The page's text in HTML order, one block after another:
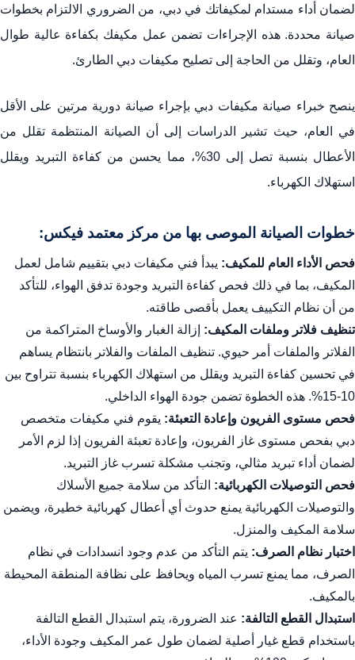
لضمان أداء مستدام لمكيفاتك في دبي، من الضروري الالتزام بخطوات
صيانة محددة. هذه الإجراءات تضمن عمل مكيفك بكفاءة عالية طوال
العام، وتقلل من الحاجة إلى تصليح مكيفات دبي الطارئ.
ينصح خبراء صيانة مكيفات دبي بإجراء صيانة دورية مرتين على الأقل
في العام، حيث تشير الدراسات إلى أن الصيانة المنتظمة تقلل من
الأعطال بنسبة تصل إلى 30%، مما يحسن من كفاءة التبريد ويقلل
استهلاك الكهرباء.
خطوات الصيانة الموصى بها من مركز معتمد فيكس:
فحص الأداء العام للمكيف: يبدأ فني مكيفات دبي بتقييم شامل لعمل
المكيف، بما في ذلك فحص كفاءة التبريد وجودة تدفق الهواء، للتأكد
من أن نظام التكييف يعمل بأقصى طاقته.
تنظيف فلاتر وملفات المكيف: إزالة الغبار والأوساخ المتراكمة من
الفلاتر والملفات أمر حيوي. تنظيف الملفات والفلاتر بانتظام يساهم
في تحسين كفاءة التبريد ويقلل من استهلاك الكهرباء بنسبة تتراوح بين
10-15%. هذه الخطوة تضمن جودة الهواء الداخلي.
فحص مستوى الفريون وإعادة التعبئة: يقوم فني مكيفات متخصص
دبي بفحص مستوى غاز الفريون، وإعادة تعبئة الفريون إذا لزم الأمر
لضمان أداء تبريد مثالي، وتجنب مشكلة تسرب غاز التبريد.
فحص التوصيلات الكهربائية: التأكد من سلامة جميع الأسلاك
والتوصيلات الكهربائية يمنع حدوث أي أعطال كهربائية خطيرة، ويضمن
سلامة المكيف والمنزل.
اختبار نظام الصرف: يتم التأكد من عدم وجود انسدادات في نظام
الصرف، مما يمنع تسرب المياه ويحافظ على نظافة المنطقة المحيطة
بالمكيف.
استبدال القطع التالفة: عند الضرورة، يتم استبدال القطع التالفة
باستخدام قطع غيار أصلية لضمان طول عمر المكيف وجودة الأداء،